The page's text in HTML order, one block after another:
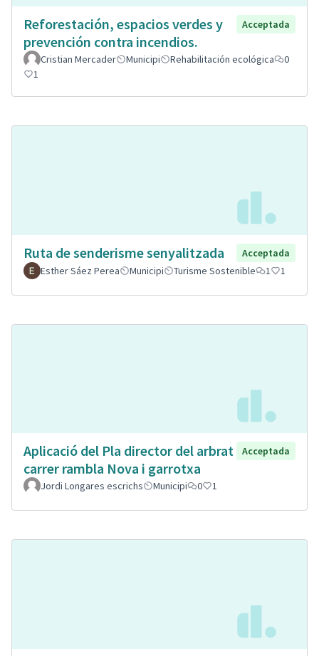
Reforestación, espacios verdes y
prevención contra incendios.
Acceptada
Cristian Mercader Municipi Rehabilitación ecológica
0
1
Ruta de senderisme senyalitzada
Acceptada
Esther Sáez Perea
Municipi Turisme Sostenible 1 1
Aplicació del Pla director del arbrat
carrer rambla Nova i garrotxa
Acceptada
Jordi Longares escrichs Municipi 0 1